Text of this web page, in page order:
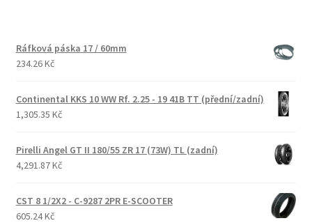
Ráfková páska 17 / 60mm
234.26 Kč
Continental KKS 10 WW Rf. 2.25 - 19 41B TT (přední/zadní)
1,305.35 Kč
Pirelli Angel GT II 180/55 ZR 17 (73W) TL (zadní)
4,291.87 Kč
CST 8 1/2X2 - C-9287 2PR E-SCOOTER
605.24 Kč